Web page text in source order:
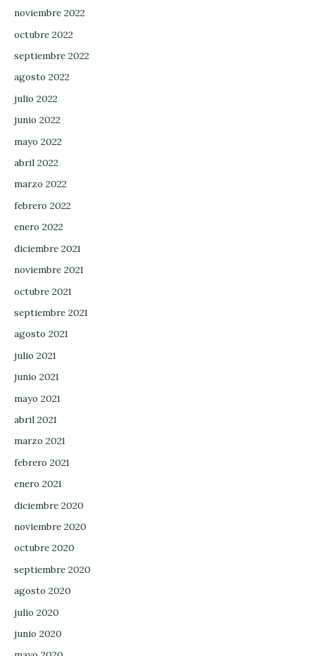
noviembre 2022
octubre 2022
septiembre 2022
agosto 2022
julio 2022
junio 2022
mayo 2022
abril 2022
marzo 2022
febrero 2022
enero 2022
diciembre 2021
noviembre 2021
octubre 2021
septiembre 2021
agosto 2021
julio 2021
junio 2021
mayo 2021
abril 2021
marzo 2021
febrero 2021
enero 2021
diciembre 2020
noviembre 2020
octubre 2020
septiembre 2020
agosto 2020
julio 2020
junio 2020